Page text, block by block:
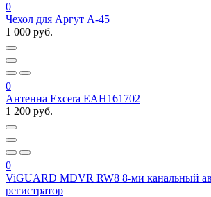
0
Чехол для Аргут А-45
1 000 руб.
0
Антенна Excera EAH161702
1 200 руб.
0
ViGUARD MDVR RW8 8-ми канальный
регистратор